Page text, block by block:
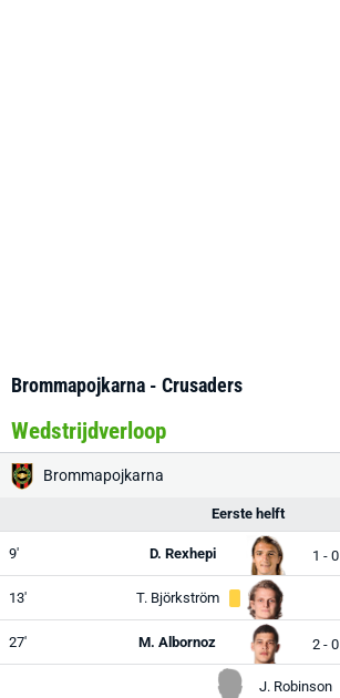
Brommapojkarna - Crusaders
Wedstrijdverloop
Brommapojkarna
Eerste helft
9' D. Rexhepi 1 - 0
13' T. Björkström
27' M. Albornoz 2 - 0
J. Robinson